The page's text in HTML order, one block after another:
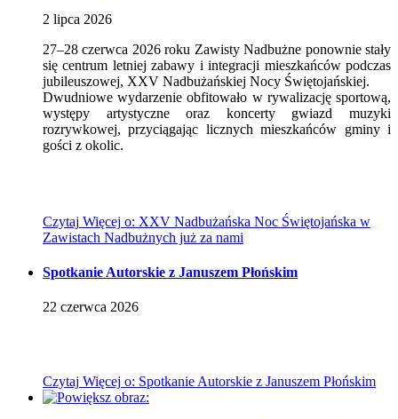
2 lipca 2026
27–28 czerwca 2026 roku Zawisty Nadbużne ponownie stały
się centrum letniej zabawy i integracji mieszkańców podczas
jubileuszowej, XXV Nadbużańskiej Nocy Świętojańskiej.
Dwudniowe wydarzenie obfitowało w rywalizację sportową,
występy artystyczne oraz koncerty gwiazd muzyki
rozrywkowej, przyciągając licznych mieszkańców gminy i
gości z okolic.
Czytaj Więcej o: XXV Nadbużańska Noc Świętojańska w
Zawistach Nadbużnych już za nami
Spotkanie Autorskie z Januszem Płońskim
22 czerwca 2026
Czytaj Więcej o: Spotkanie Autorskie z Januszem Płońskim